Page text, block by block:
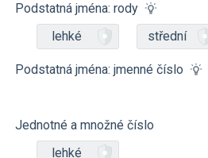
Podstatná jména: rody
lehké
střední
Podstatná jména: jmenné číslo
Jednotné a množné číslo
lehké